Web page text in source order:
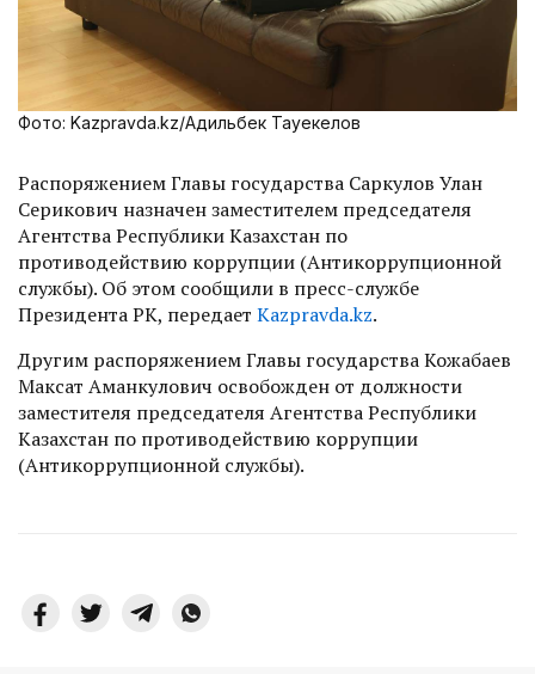
Фото: Kazpravda.kz/Адильбек Тауекелов
Распоряжением Главы государства Саркулов Улан
Серикович назначен заместителем председателя
Агентства Республики Казахстан по
противодействию коррупции (Антикоррупционной
службы). Об этом сообщили в пресс-службе
Президента РК, передает Kazpravda.kz.
Другим распоряжением Главы государства Кожабаев
Максат Аманкулович освобожден от должности
заместителя председателя Агентства Республики
Казахстан по противодействию коррупции
(Антикоррупционной службы).